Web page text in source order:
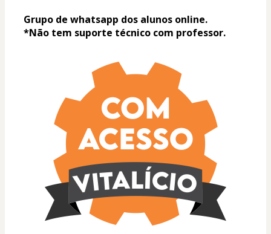
Grupo de whatsapp dos alunos online.
*Não tem suporte técnico com professor.